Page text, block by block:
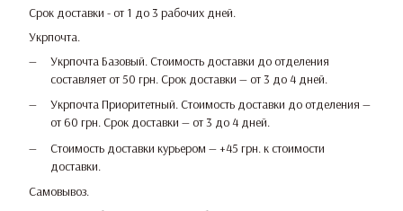
Срок доставки - от 1 до 3 рабочих дней.
Укрпочта.
Укрпочта Базовый. Стоимость доставки до отделения
составляет от 50 грн. Срок доставки — от 3 до 4 дней.
Укрпочта Приоритетный. Стоимость доставки до отделения —
от 60 грн. Срок доставки — от 3 до 4 дней.
Стоимость доставки курьером — +45 грн. к стоимости
доставки.
Самовывоз.